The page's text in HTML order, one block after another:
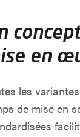
en
les
de mise en